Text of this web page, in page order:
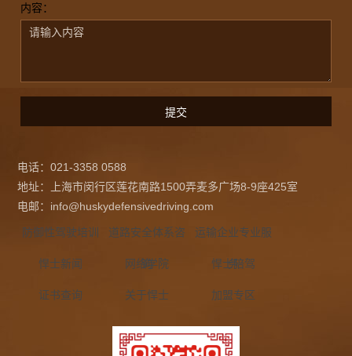
内容：
电话：021-3358 0588
地址：上海市闵行区莲花南路1500弄麦多广场8-9座425室
电邮：info@huskydefensivedriving.com
防御性驾驶培训 道路安全体系咨
询
运输企业专业服
务
悍士新闻 网络学院 悍士陪驾
证书查询 关于悍士 加盟专区